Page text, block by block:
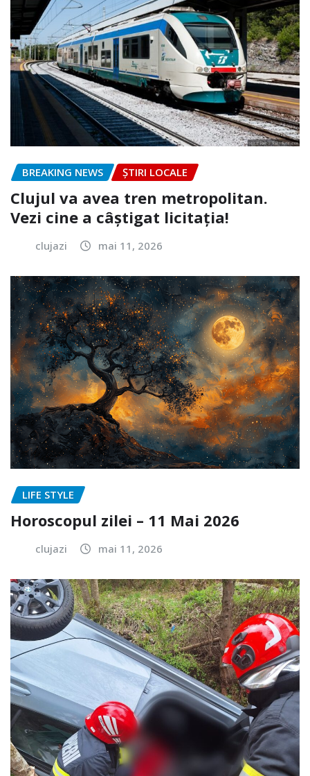
BREAKING NEWS ȘTIRI LOCALE
Clujul va avea tren metropolitan.
Vezi cine a câștigat licitația!
clujazi mai 11, 2026
LIFE STYLE
Horoscopul zilei – 11 Mai 2026
clujazi mai 11, 2026